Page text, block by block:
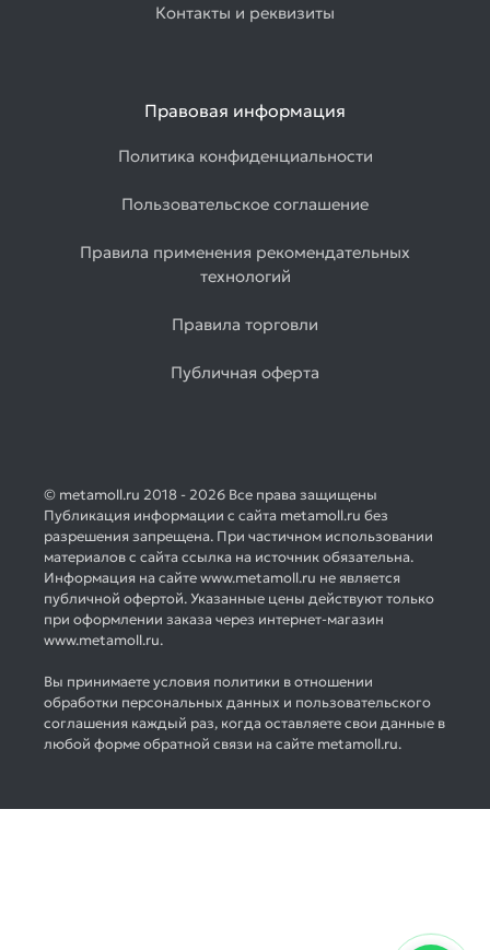
Контакты и реквизиты
Правовая информация
Политика конфиденциальности
Пользовательское соглашение
Правила применения рекомендательных
технологий
Правила торговли
Публичная оферта
© metamoll.ru 2018 - 2026 Все права защищены
Публикация информации с сайта metamoll.ru без
разрешения запрещена. При частичном использовании
материалов с сайта ссылка на источник обязательна.
Информация на сайте www.metamoll.ru не является
публичной офертой. Указанные цены действуют только
при оформлении заказа через интернет-магазин
www.metamoll.ru.
Вы принимаете условия политики в отношении
обработки персональных данных и пользовательского
соглашения каждый раз, когда оставляете свои данные в
любой форме обратной связи на сайте metamoll.ru.